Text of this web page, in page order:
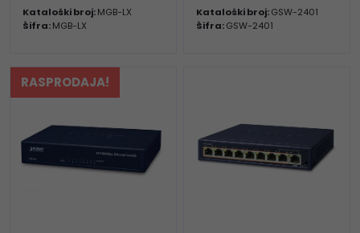
Kataloški broj:MGB-LX
Šifra:MGB-LX
Kataloški broj:GSW-2401
Šifra:GSW-2401
RASPRODAJA!